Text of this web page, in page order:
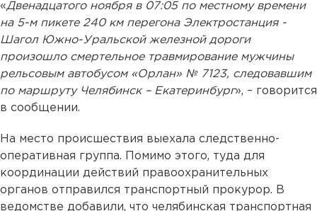
«Двенадцатого ноября в 07:05 по местному времени
на 5-м пикете 240 км перегона Электростанция -
Шагол Южно-Уральской железной дороги
произошло смертельное травмирование мужчины
рельсовым автобусом «Орлан» № 7123, следовавшим
по маршруту Челябинск – Екатеринбург», – говорится
в сообщении.
На место происшествия выехала следственно-
оперативная группа. Помимо этого, туда для
координации действий правоохранительных
органов отправился транспортный прокурор. В
ведомстве добавили, что челябинская транспортная